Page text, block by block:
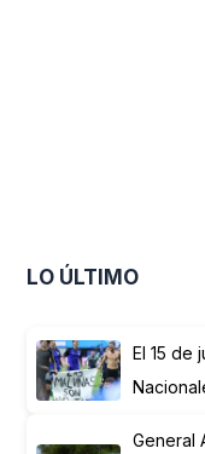
LO ÚLTIMO
El 15 de
General